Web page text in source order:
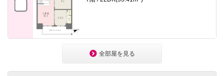
全部屋を見る